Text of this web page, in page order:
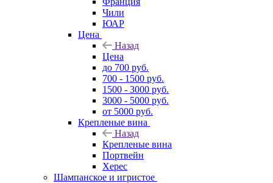
Чили
ЮАР
Цена
Назад
Цена
до 700 руб.
700 - 1500 руб.
1500 - 3000 руб.
3000 - 5000 руб.
от 5000 руб.
Крепленые вина
Назад
Крепленые вина
Портвейн
Херес
Шампанское и игристое